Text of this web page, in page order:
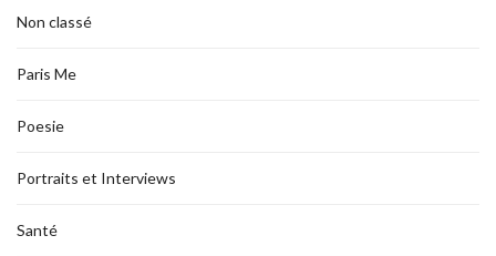
Non classé
Paris Me
Poesie
Portraits et Interviews
Santé